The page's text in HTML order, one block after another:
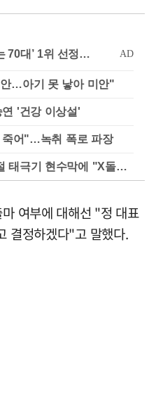
…아기 못 낳아 미안"
'건강 이상설'
어"…녹취 폭로 파장
김희철, 거꾸로 걸린 광복절 태극기 현수막에 "X돌았네"
여부에 대해선 "정 대표
결정하겠다"고 말했다.